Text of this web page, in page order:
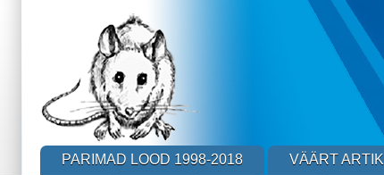
PARIMAD LOOD 1998-2018 VÄÄRT